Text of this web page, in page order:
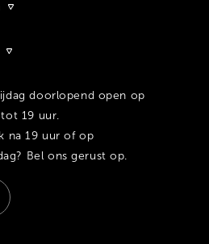
doorlopend open op
tot 19 uur.
na 19 uur of op
Bel ons gerust op.